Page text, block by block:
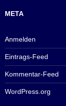
META
Anmelden
Eintrags-Feed
Kommentar-Feed
WordPress.org